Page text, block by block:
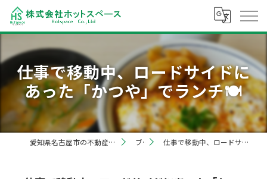
仕事で移動中、ロードサイドに
あった「かつや」でランチ🍽️
愛知県名古屋市の不動産売却なら株式会社ホットスペース ブログ 仕事で移動中、ロードサイドにあった「かつや」でランチ🍽️